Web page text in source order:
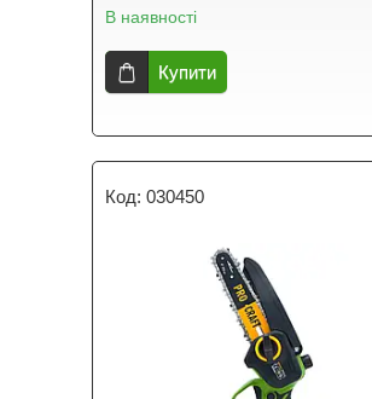
В наявності
Купити
030450